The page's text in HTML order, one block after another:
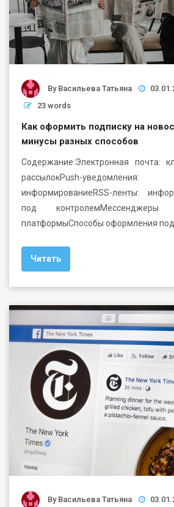
By Васильева Татьяна
23 words
Как оформить подписку на
минусы разных способов
Содержание:Электронная почта:
рассылокPush-
информированиеRSS-ленты:
под
платформыСпособы оформления
Читать
By Васильева Татьяна